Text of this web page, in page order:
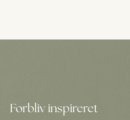
Forbliv inspireret